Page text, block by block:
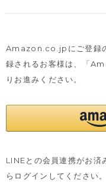
Amazon.co.jpにご登録
録されるお客様は、
「
りお進みください。
LINEとの会員連携がお済
らログインしてください